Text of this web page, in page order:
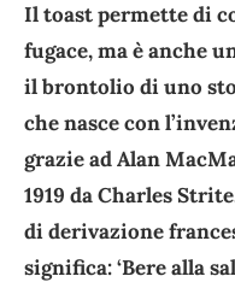
Il toast permette di
fugace, ma è anche
il brontolio di uno
che nasce con
grazie ad Alan
1919 da Charles
di derivazione
significa: ‘Bere alla